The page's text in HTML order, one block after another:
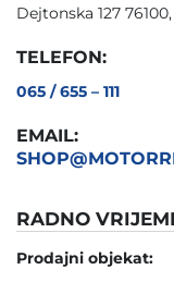
Dejtonska 127
TELEFON:
065 / 655 – 111
EMAIL:
RADNO
Prodajni objekat: